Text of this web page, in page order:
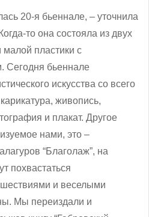
20-я бьеннале, ‒ уточнила
то она состояла из двух
малой пластики с
Сегодня бьеннале
искусства со всего
живопись,
и плакат. Другое
нами, это –
“Благолаж”, на
похвастаться
и веселыми
Мы переиздали и